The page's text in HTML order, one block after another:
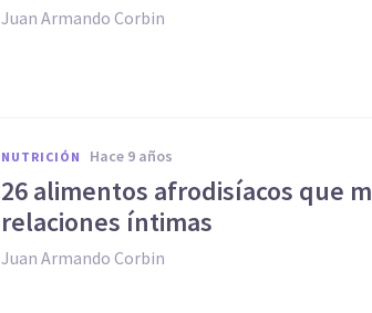
Juan Armando Corbin
NUTRICIÓN hace 9 años
​26 alimentos afrodisíacos que
relaciones íntimas
Juan Armando Corbin